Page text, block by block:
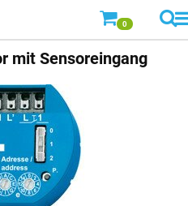
0
mit Sensoreingang